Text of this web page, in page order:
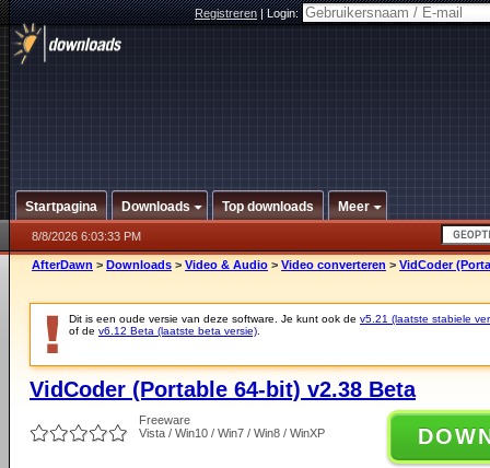
Registreren|Login:
Startpagina Downloads Top downloads Meer
8/8/2026 6:03:33 PM
AfterDawn > Downloads > Video & Audio > Video converteren > VidCoder
Dit is een oude versie van deze software. Je kunt ook de v5.21 (laatste stabiele
of de v6.12 Beta (laatste beta versie)
VidCoder (Portable 64-bit) v2.38 Beta
Freeware
Vista / Win10 / Win7 / Win8 / WinXP